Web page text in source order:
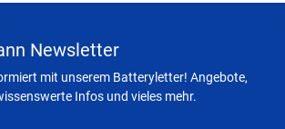
Newsletter
mit unserem Batteryletter! Angebote,
Infos und vieles mehr.